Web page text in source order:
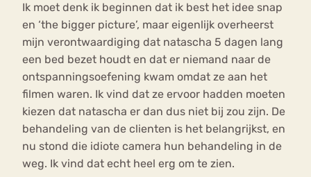
Ik moet denk ik beginnen dat ik best het idee snap
en ‘the bigger picture’, maar eigenlijk overheerst
mijn verontwaardiging dat natascha 5 dagen lang
een bed bezet houdt en dat er niemand naar de
ontspanningsoefening kwam omdat ze aan het
filmen waren. Ik vind dat ze ervoor hadden moeten
kiezen dat natascha er dan dus niet bij zou zijn. De
behandeling van de clienten is het belangrijkst, en
nu stond die idiote camera hun behandeling in de
weg. Ik vind dat echt heel erg om te zien.